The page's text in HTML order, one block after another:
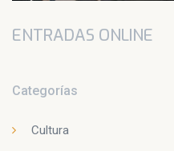
ENTRADAS ONLINE
Categorías
Cultura